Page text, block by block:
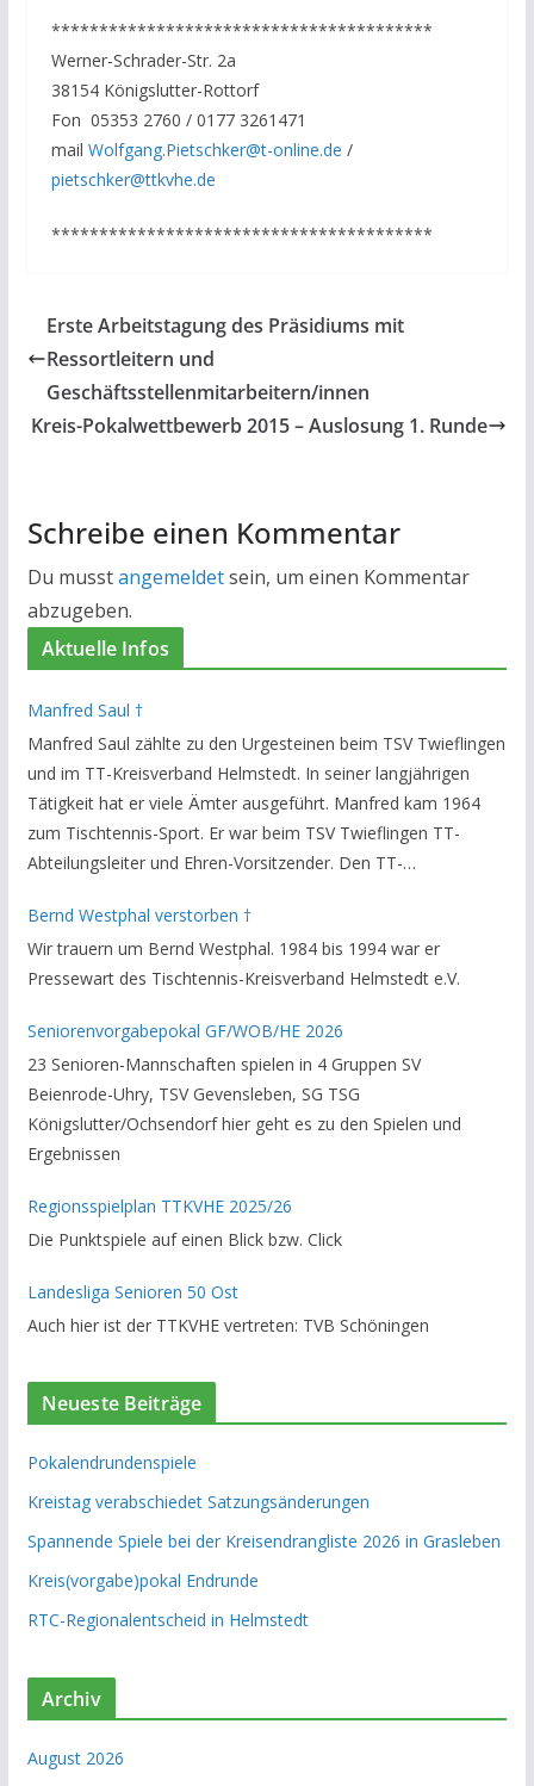
****************************************
Werner-Schrader-Str. 2a
38154 Königslutter-Rottorf
Fon 05353 2760 / 0177 3261471
mail Wolfgang.Pietschker@t-online.de /
pietschker@ttkvhe.de
****************************************
Erste Arbeitstagung des Präsidiums mit
Ressortleitern und
Geschäftsstellenmitarbeitern/innen
Kreis-Pokalwettbewerb 2015 – Auslosung 1. Runde
Schreibe einen Kommentar
Du musstangemeldetsein, um einen Kommentar
abzugeben.
Aktuelle Infos
Manfred Saul †
Manfred Saul zählte zu den Urgesteinen beim TSV Twieflingen
und im TT-Kreisverband Helmstedt. In seiner langjährigen
Tätigkeit hat er viele Ämter ausgeführt. Manfred kam 1964
zum Tischtennis-Sport. Er war beim TSV Twieflingen TT-
Abteilungsleiter und Ehren-Vorsitzender. Den TT-
Helmstedt unterstützte er als Staffelleiter. Zuletzt war er
Vorsitzender des Rechtsausschusses im Kreisverband. Im
stillen GedenkenH.-K. Bartels / Vorsitzender
Bernd Westphal verstorben †
Wir trauern um Bernd Westphal. 1984 bis 1994 war er
Pressewart des Tischtennis-Kreisverband Helmstedt e.V.
Seniorenvorgabepokal GF/WOB/HE 2026
23 Senioren-Mannschaften spielen in 4 Gruppen SV
Beienrode-Uhry, TSV Gevensleben, SG TSG
Königslutter/Ochsendorf hier geht es zu den Spielen und
Ergebnissen
Regionsspielplan TTKVHE 2025/26
Die Punktspiele auf einen Blick bzw. Click
Landesliga Senioren 50 Ost
Auch hier ist der TTKVHE vertreten: TVB Schöningen
Neueste Beiträge
Pokalendrundenspiele
Kreistag verabschiedet Satzungsänderungen
Spannende Spiele bei der Kreisendrangliste 2026 in Grasleben
Kreis(vorgabe)pokal Endrunde
RTC-Regionalentscheid in Helmstedt
Archiv
August 2026